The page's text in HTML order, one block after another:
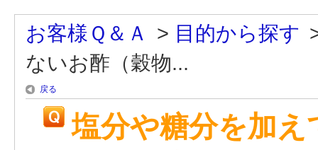
お客様Ｑ＆Ａ > 目的から探す
ないお酢（穀物...
戻る
塩分や糖分を加